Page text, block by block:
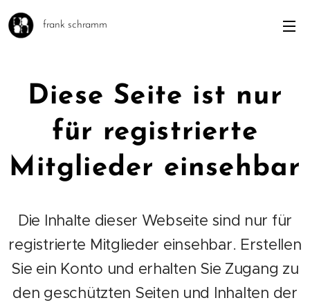
frank schramm
Diese Seite ist nur
für registrierte
Mitglieder einsehbar
Die Inhalte dieser Webseite sind nur für
registrierte Mitglieder einsehbar. Erstellen
Sie ein Konto und erhalten Sie Zugang zu
den geschützten Seiten und Inhalten der